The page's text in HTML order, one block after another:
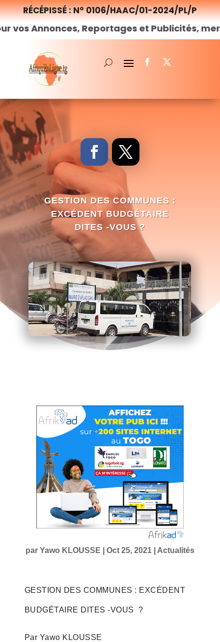
RÉCÉPISSÉ : N° 0106/HAAC/01-2024/PL/P
Reportages et Publicités, merci denous
GESTION DES COMMUNES :
EXCÉDENT BUDGÉTAIRE
DITES -VOUS ?
par Yawo KLOUSSE Oct 25, 2021| Actualités
GESTION DES COMMUNES : EXCÉDENT
BUDGÉTAIRE DITES -VOUS ?
Par Yawo KLOUSSE